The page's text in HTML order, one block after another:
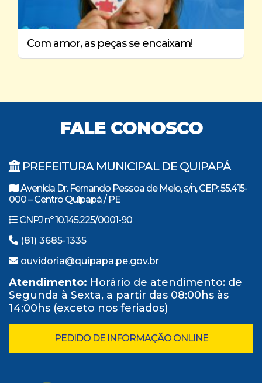
Com amor, as peças se encaixam!
FALE CONOSCO
PREFEITURA MUNICIPAL DE QUIPAPÁ
Avenida Dr. Fernando Pessoa de Melo, s/n, CEP: 55.415-
000 – Centro Quipapá / PE
CNPJ nº 10.145.225/0001-90
(81) 3685-1335
ouvidoria@quipapa.pe.gov.br
Atendimento: Horário de atendimento: de
Segunda à Sexta, a partir das 08:00hs às
14:00hs (exceto nos feriados)
PEDIDO DE INFORMAÇÃO ONLINE